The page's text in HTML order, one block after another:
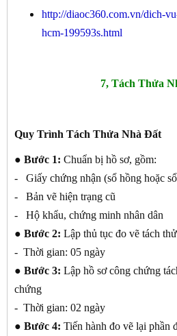
http://diaoc360.com.vn/dich-
hcm-199593s.html
7, Tách Thửa
Quy Trình Tách Thửa Nhà Đất
● Bước 1: Chuẩn bị hồ sơ, gồm:
- Giấy chứng nhận (sổ hồng hoặc
- Bản vẽ hiện trạng cũ
- Hộ khẩu, chứng minh nhân dân
● Bước 2: Lập thủ tục đo vẽ tách
- Thời gian: 05 ngày
● Bước 3: Lập hồ sơ công chứng
chứng
- Thời gian: 02 ngày
● Bước 4: Tiến hành đo vẽ lại phần